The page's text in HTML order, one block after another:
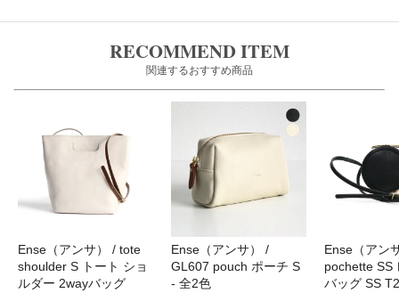
RECOMMEND ITEM
関連するおすすめ商品
Ense（アンサ） / tote
shoulder S トート ショ
ルダー 2wayバッグ
Ense（アンサ） /
GL607 pouch ポーチ S
- 全2色
Ense（アン
pochette SS
バッグ SS